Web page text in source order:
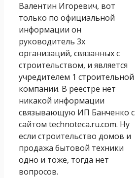
Валентин Игоревич, вот
только по официальной
информации он
руководитель 3х
организаций, связанных с
строительством, и является
учредителем 1 строительной
компании. В реестре нет
никакой информации
связывающую ИП Банченко с
сайтом technoteca.ru.com. Ну
если строительство домов и
продажа бытовой техники
одно и тоже, тогда нет
вопросов.